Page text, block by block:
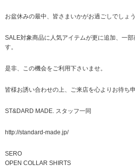
お盆休みの最中、皆さまいかがお過ごしでしょう
SALE対象商品に人気アイテムが更に追加、一
す。
是非、この機会をご利用下さいませ。
皆様お誘い合わせの上、ご来店を心よりお待ち
ST&DARD MADE. スタッフ一同
http://standard-made.jp/
SERO
OPEN COLLAR SHIRTS